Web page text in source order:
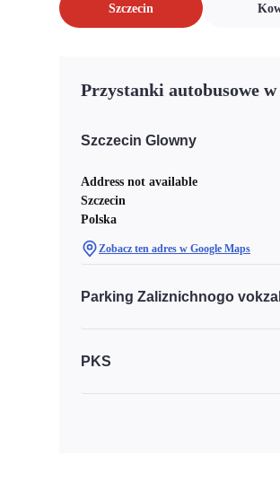
Szczecin
Przystanki autobusowe w
Szczecin Glowny
Address not available
Szczecin
Polska
Zobacz ten adres w Google Maps
Parking Zaliznichnogo
PKS